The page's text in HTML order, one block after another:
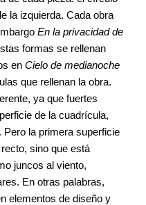
la izquierda. Cada obra
En la privacidad de
formas se rellenan
en Cielo de medianoche
que rellenan la obra.
ya que fuertes
de la cuadrícula,
la primera superficie
sino que está
juncos al viento,
En otras palabras,
elementos de diseño y